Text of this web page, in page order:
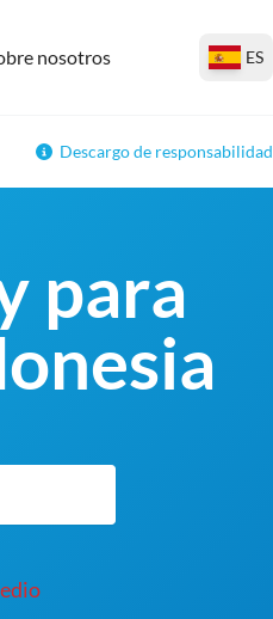
nosotros ES
Descargo de responsabilidad
para